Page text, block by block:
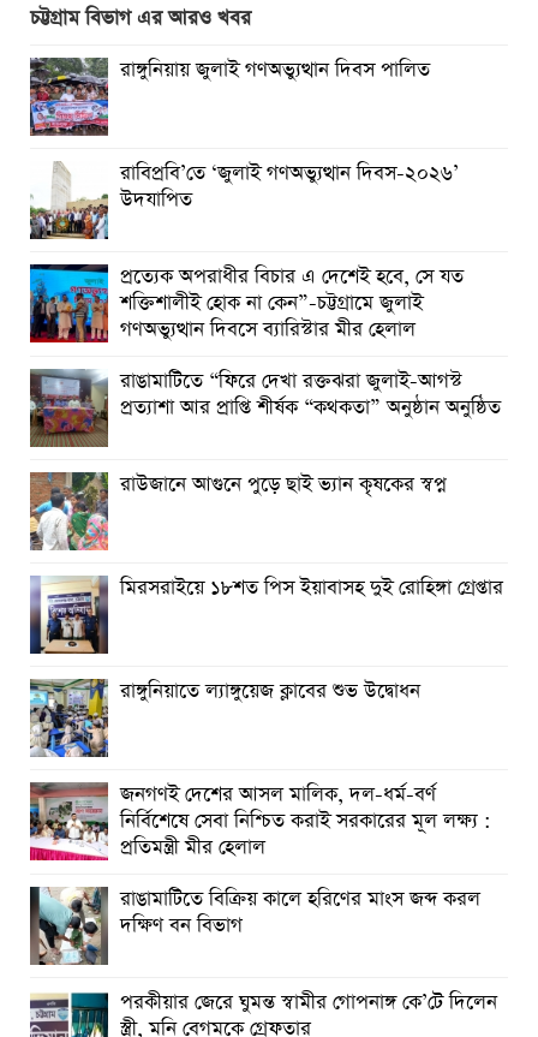
প্রত্যেক অপরাধীর বিচার এ দেশেই হবে, সে যত শক্তিশালীই হোক
না কেন”-চট্টগ্রামে জুলাই গণঅভ্যুত্থান দিবসে ব্যারিস্টার মীর হেলাল
গণঅভ্যুত্থানের অর্জন আজ রাজনৈতিক মাফিয়া ও দুর্বৃত্তায়নের
খপ্পরে : আবু হাসান টিপু
রাঙামাটিতে “ফিরে দেখা রক্তঝরা জুলাই-আগস্ট প্রত্যাশা আর প্রাপ্তি
শীর্ষক “কথকতা” অনুষ্ঠান অনুষ্ঠিত
ছুটির রাতে খোলা ভূমি অফিস, ভেতরে তহশিলদার
চট্টগ্রাম বিভাগ এর আরও খবর
রাঙ্গুনিয়ায় জুলাই গণঅভ্যুত্থান দিবস পালিত
রাবিপ্রবি’তে ‘জুলাই গণঅভ্যুত্থান দিবস-২০২৬’
উদযাপিত
প্রত্যেক অপরাধীর বিচার এ দেশেই হবে, সে যত
শক্তিশালীই হোক না কেন”-চট্টগ্রামে জুলাই
গণঅভ্যুত্থান দিবসে ব্যারিস্টার মীর হেলাল
রাঙামাটিতে “ফিরে দেখা রক্তঝরা জুলাই-আগস্ট
প্রত্যাশা আর প্রাপ্তি শীর্ষক “কথকতা” অনুষ্ঠান অনুষ্ঠিত
রাউজানে আগুনে পুড়ে ছাই ভ্যান কৃষকের স্বপ্ন
মিরসরাইয়ে ১৮শত পিস ইয়াবাসহ দুই রোহিঙ্গা গ্রেপ্তার
রাঙ্গুনিয়াতে ল্যাঙ্গুয়েজ ক্লাবের শুভ উদ্বোধন
জনগণই দেশের আসল মালিক, দল-ধর্ম-বর্ণ
নির্বিশেষে সেবা নিশ্চিত করাই সরকারের মূল লক্ষ্য :
প্রতিমন্ত্রী মীর হেলাল
রাঙামাটিতে বিক্রিয় কালে হরিণের মাংস জব্দ করল
দক্ষিণ বন বিভাগ
পরকীয়ার জেরে ঘুমন্ত স্বামীর গোপনাঙ্গ কে’টে দিলেন
স্ত্রী, মনি বেগমকে গ্রেফতার